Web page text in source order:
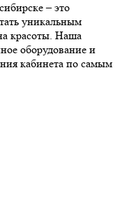
– это
уникальным
красоты. Наша
оборудование и
кабинета по самым